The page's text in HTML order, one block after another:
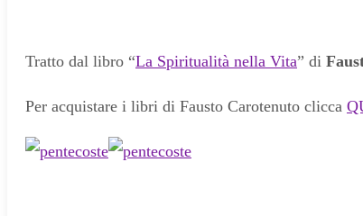
Tratto dal libro “La Spiritualità nella Vita” di
Per acquistare i libri di Fausto Carotenuto clicca